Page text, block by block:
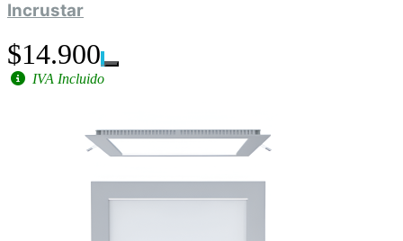
Incrustar
$14.900
IVA Incluido